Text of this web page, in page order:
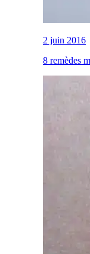
2 juin 2016
8 remèdes